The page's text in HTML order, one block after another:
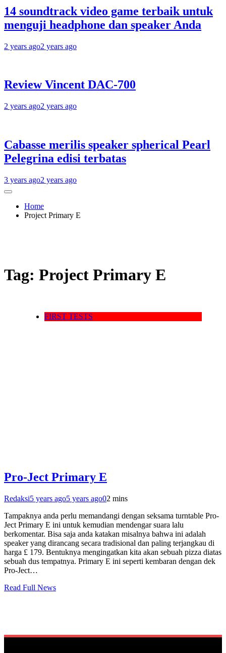
14 soundtrack video game terbaik untuk
menguji headphone dan speaker Anda
2 years ago2 years ago
Review Vincent DAC-700
2 years ago2 years ago
Cabasse merilis speaker spherical Pearl
Pelegrina edisi terbatas
3 years ago2 years ago
Home
Project Primary E
Tag: Project Primary E
FIRST TESTS
Pro-Ject Primary E
Redaksi5 years ago5 years ago02 mins
Tampaknya anda perlu memandangi dengan seksama turntable Pro-
Ject Primary E ini untuk kemudian mendengar suara lalu
berkomentar. Bisa saja anda katakan misalnya bahwa ini adalah
speaker yang dirancang secara tradisional dan paling terjangkau di
harga £ 179. Bentuknya mengingatkan kita akan sebuah pizza diatas
sebuah dus tempatnya. Primary E ini seperti kembaran dengan dek
Pro-Ject…
Read Full News